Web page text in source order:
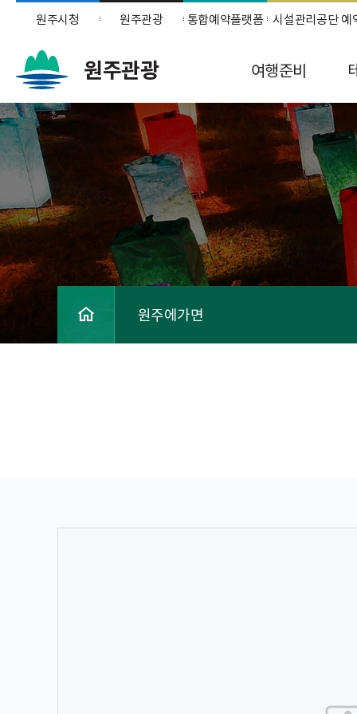
원주시청 원주관광 통합예약플랫폼 시설관리공단 예
원주관광 여행준비
원주에가면